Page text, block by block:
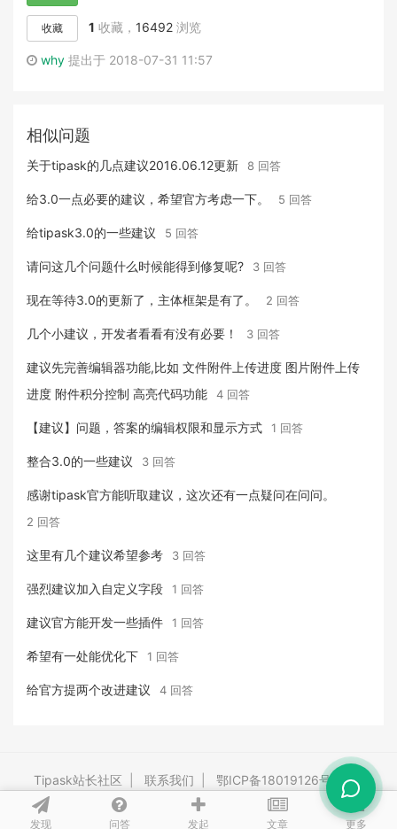
发现 问答 发起 文章 更多
收藏 1 收藏， 16492 浏览
why 提出于 2018-07-31 11:57
相似问题
关于tipask的几点建议2016.06.12更新 8 回答
给3.0一点必要的建议，希望官方考虑一下。 5 回答
给tipask3.0的一些建议 5 回答
请问这几个问题什么时候能得到修复呢? 3 回答
现在等待3.0的更新了，主体框架是有了。 2 回答
几个小建议，开发者看看有没有必要！ 3 回答
建议先完善编辑器功能,比如 文件附件上传进度 图片附件上传
进度 附件积分控制 高亮代码功能
4 回答
【建议】问题，答案的编辑权限和显示方式 1 回答
整合3.0的一些建议 3 回答
感谢tipask官方能听取建议，这次还有一点疑问在问问。
2 回答
这里有几个建议希望参考 3 回答
强烈建议加入自定义字段 1 回答
建议官方能开发一些插件 1 回答
希望有一处能优化下 1 回答
给官方提两个改进建议 4 回答
Tipask站长社区 联系我们 鄂ICP备18019126号-3 |
Powered By tipask4.0 Release 20260528 ©2009-2026 tipask.com